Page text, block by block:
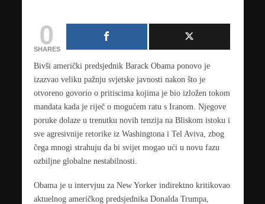
0
SHARES
Bivši američki predsjednik Barack Obamaponovo je
izazvao veliku pažnju svjetske javnosti nakon što je
otvoreno govorio o pritiscima kojima je bio izložen tokom
mandata kada je riječ o mogućem ratu s Iranom. Njegove
poruke dolaze u trenutku novih tenzija na Bliskom istoku i
sve agresivnije retorike iz Washingtona i Tel Aviva, zbog
čega mnogi strahuju da bi svijet mogao ući u novu fazu
ozbiljne globalne nestabilnosti.
Obama je u intervjuu za New Yorker indirektno kritikovao
aktuelnog američkog predsjednika Donalda Trumpa,